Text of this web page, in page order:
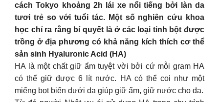
cách Tokyo khoảng 2h lái xe nổi tiếng bởi làn da
tươi trẻ so với tuổi tác. Một số nghiên cứu khoa
học chỉ ra rằng bí quyết là ở các loại tinh bột được
trồng ở địa phương có khả năng kích thích cơ thể
sản sinh Hyaluronic Acid (HA)
HA là một chất giữ ẩm tuyệt vời bởi cứ mỗi gram HA
có thể giữ được 6 lít nước. HA có thể coi như một
miếng bọt biển dưới da giúp giữ ẩm, giữ nước cho da.